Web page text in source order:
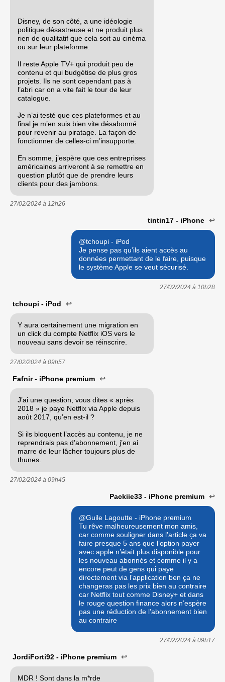
Disney, de son côté, a une idéologie
politique désastreuse et ne produit plus
rien de qualitatif que cela soit au cinéma
ou sur leur plateforme.
Il reste Apple TV+ qui produit peu de
contenu et qui budgétise de plus gros
projets. Ils ne sont cependant pas à
l’abri car on a vite fait le tour de leur
catalogue.
Je n’ai testé que ces plateformes et au
final je m’en suis bien vite désabonné
pour revenir au piratage. La façon de
fonctionner de celles-ci m’insupporte.
En somme, j’espère que ces entreprises
américaines arriveront à se remettre en
question plutôt que de prendre leurs
clients pour des jambons.
27/02/2024 à 12h26
tintin17 - iPhone ↩
@tchoupi - iPod
Je pense pas qu’ils aient accès au
données permettant de le faire, puisque
le système Apple se veut sécurisé.
27/02/2024 à 10h28
tchoupi - iPod ↩
Y aura certainement une migration en
un click du compte Netflix iOS vers le
nouveau sans devoir se réinscrire.
27/02/2024 à 09h57
Fafnir - iPhone premium ↩
J’ai une question, vous dites « après
2018 » je paye Netflix via Apple depuis
août 2017, qu’en est-il ?
Si ils bloquent l’accès au contenu, je ne
reprendrais pas d’abonnement, j’en ai
marre de leur lâcher toujours plus de
thunes.
27/02/2024 à 09h45
Packiie33 - iPhone premium ↩
@Guile Lagoutte - iPhone premium
Tu rêve malheureusement mon amis,
car comme souligner dans l’article ça va
faire presque 5 ans que l’option payer
avec apple n’était plus disponible pour
les nouveau abonnés et comme il y a
encore peut de gens qui paye
directement via l’application ben ça ne
changeras pas les prix bien au contraire
car Netflix tout comme Disney+ et dans
le rouge question finance alors n’espère
pas une réduction de l’abonnement bien
au contraire
27/02/2024 à 09h17
JordiForti92 - iPhone premium ↩
MDR ! Sont dans la m*rde